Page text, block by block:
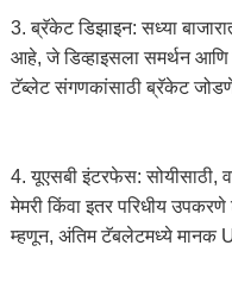
3. ब्रॅकेट डिझाइन: सध्या
आहे, जे डिव्हाइसला समर्थन
टॅब्लेट संगणकांसाठी ब्रॅकेट
4. यूएसबी इंटरफेस: सोयीसाठी,
मेमरी किंवा इतर परिधीय
म्हणून, अंतिम टॅबलेटमध्ये